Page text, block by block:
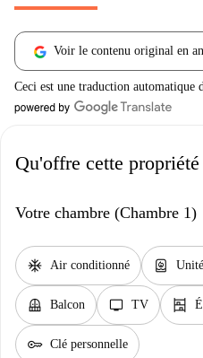
Voir le contenu original en
Ceci est une traduction automatique
Qu'offre cette propriété
Votre chambre (Chambre 1)
ac_unit Air conditionné water_heater
balcony Balcon tv TV shelves
key Clé personnelle